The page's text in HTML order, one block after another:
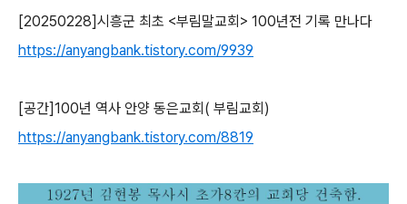
[20250228]시흥군 최초 <부림말교회 > 100년전 기록 만나다
https://anyangbank.tistory.com/9939
[공간]100년 역사 안양 동은교회 ( 부림교회 )
https://anyangbank.tistory.com/8819